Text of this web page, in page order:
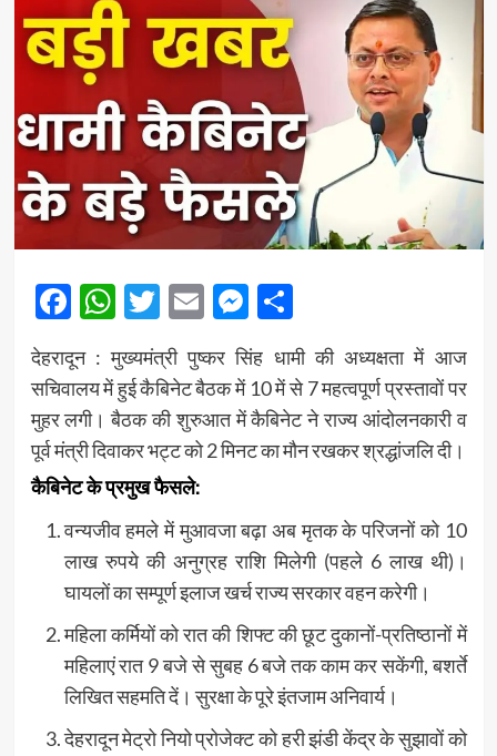
Facebook
WhatsApp
Twitter
EmailMessenger
Share
देहरादून : मुख्यमंत्री पुष्कर सिंह धामी की अध्यक्षता में आज
सचिवालय में हुई कैबिनेट बैठक में 10 में से 7 महत्वपूर्ण प्रस्तावों पर
मुहर लगी। बैठक की शुरुआत में कैबिनेट ने राज्य आंदोलनकारी व
पूर्व मंत्री दिवाकर भट्ट को 2 मिनट का मौन रखकर श्रद्धांजलि दी।
कैबिनेट के प्रमुख फैसले:
वन्यजीव हमले में मुआवजा बढ़ा अब मृतक के परिजनों को 10
लाख रुपये की अनुग्रह राशि मिलेगी (पहले 6 लाख थी)।
घायलों का सम्पूर्ण इलाज खर्च राज्य सरकार वहन करेगी।
महिला कर्मियों को रात की शिफ्ट की छूट दुकानों-प्रतिष्ठानों में
महिलाएं रात 9 बजे से सुबह 6 बजे तक काम कर सकेंगी, बशर्ते
लिखित सहमति दें। सुरक्षा के पूरे इंतजाम अनिवार्य।
देहरादून मेट्रो नियो प्रोजेक्ट को हरी झंडी केंद्र के सुझावों को